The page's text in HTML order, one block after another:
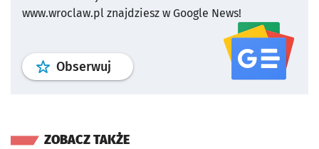
www.wroclaw.pl znajdziesz w Google News!
Obserwuj profil serwisu
ZOBACZ TAKŻE